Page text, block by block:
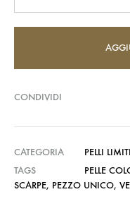
CONDIVIDI
CATEGORIA
PELLI
TAGS
PELLE
SCARPE, PEZZO UNICO,